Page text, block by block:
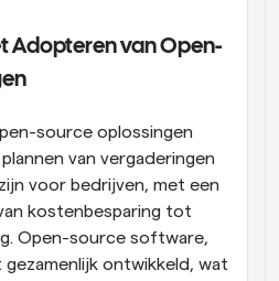
Adopteren van Open-
source oplossingen
van vergaderingen
voor bedrijven, met een
kostenbesparing tot
Open-source software,
ontwikkeld, wat